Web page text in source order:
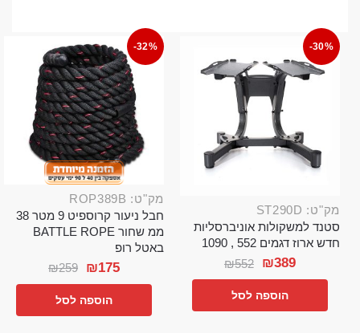
-30%
מק"ט: ST290D
סטנד למשקולות אוניברסליות
חדש ארוז דגמים 552 , 1090
₪552 ₪389
הוספה לסל
-32%
מק"ט: ROP389B
חבל ניעור קרוספיט 9 מטר 38
ממ שחור BATTLE ROPE
באטל רופ
₪259 ₪175
הוספה לסל